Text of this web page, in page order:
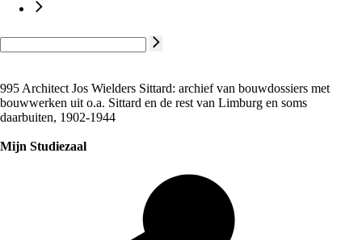
995 Architect Jos Wielders Sittard: archief van bouwdossiers met
bouwwerken uit o.a. Sittard en de rest van Limburg en soms
daarbuiten, 1902-1944
Mijn Studiezaal